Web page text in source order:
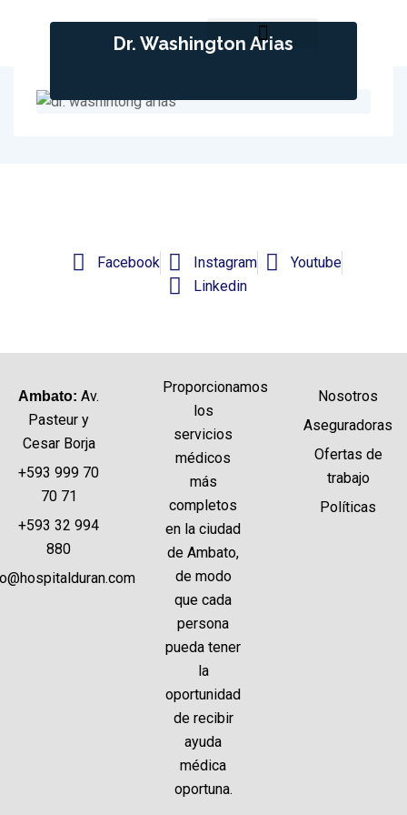
Dr. Washington Arias
Facebook Instagram
Youtube
Linkedin
Ambato: Av.
Pasteur y
Cesar Borja
+593 999 70
70 71
+593 32 994
880
Proporcionamos
los
servicios
médicos
más
completos
en la ciudad
de Ambato,
de modo
que cada
persona
pueda tener
la
oportunidad
de recibir
ayuda
médica
oportuna.
Nosotros
Aseguradoras
Ofertas de
trabajo
Políticas